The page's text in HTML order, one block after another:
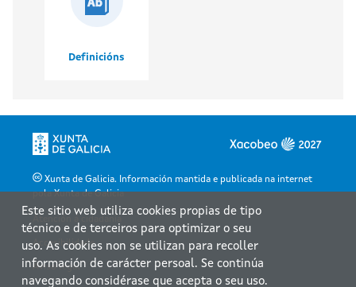
Definicións
Xunta de Galicia. Información mantida e publicada na internet
pola Xunta de Galicia
Accesibilidade
Aviso legal
Este sitio web utiliza cookies propias de tipo
técnico e de terceiros para optimizar o seu
uso. As cookies non se utilizan para recoller
información de carácter persoal. Se continúa
navegando considérase que acepta o seu uso.